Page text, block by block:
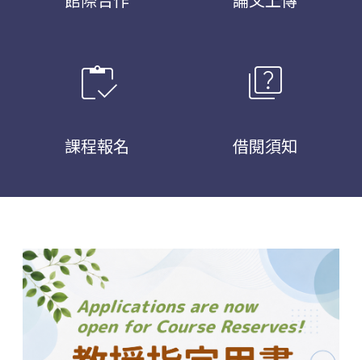
inventory
課程報名
quiz
借閱須知